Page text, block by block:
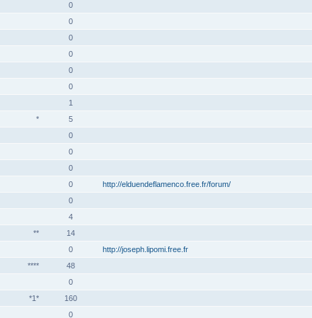
0
0
0
0
0
0
1
*
5
0
0
0
0 http://elduendeflamenco.free.fr/forum/
0
4
**
14
0 http://joseph.lipomi.free.fr
****
48
0
*1*
160
0